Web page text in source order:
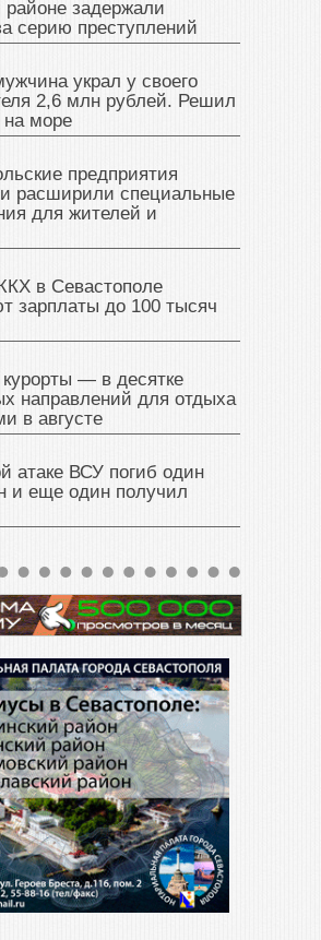
районе задержали
серию преступлений
украл у своего
2,6 млн рублей. Решил
на море
предприятия
расширили специальные
для жителей и
в Севастополе
зарплаты до 100 тысяч
— в десятке
направлений для отдыха
в августе
атаке ВСУ погиб один
и еще один получил